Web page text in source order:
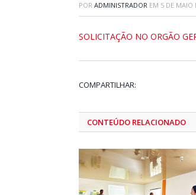
POR ADMINISTRADOR EM 5 DE MAIO
SOLICITAÇÃO NO ORGÃO
COMPARTILHAR:
CONTEÚDO RELACIONADO